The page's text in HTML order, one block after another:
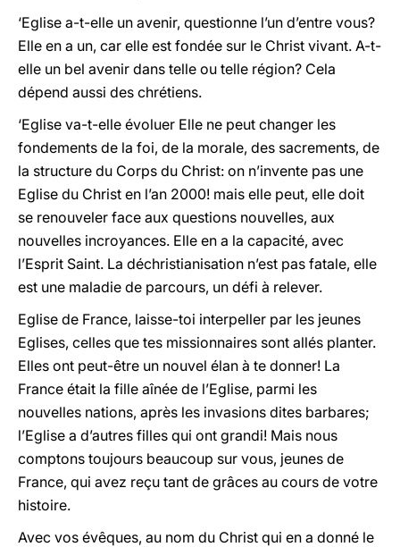
‘Eglise a-t-elle un avenir, questionne l’un d’entre vous?
Elle en a un, car elle est fondée sur le Christ vivant. A-t-
elle un bel avenir dans telle ou telle région? Cela
dépend aussi des chrétiens.
‘Eglise va-t-elle évoluer Elle ne peut changer les
fondements de la foi, de la morale, des sacrements, de
la structure du Corps du Christ: on n’invente pas une
Eglise du Christ en l’an 2000! mais elle peut, elle doit
se renouveler face aux questions nouvelles, aux
nouvelles incroyances. Elle en a la capacité, avec
l’Esprit Saint. La déchristianisation n’est pas fatale, elle
est une maladie de parcours, un défi à relever.
Eglise de France, laisse-toi interpeller par les jeunes
Eglises, celles que tes missionnaires sont allés planter.
Elles ont peut-être un nouvel élan à te donner! La
France était la fille aînée de l’Eglise, parmi les
nouvelles nations, après les invasions dites barbares;
l’Eglise a d’autres filles qui ont grandi! Mais nous
comptons toujours beaucoup sur vous, jeunes de
France, qui avez reçu tant de grâces au cours de votre
histoire.
Avec vos évêques, au nom du Christ qui en a donné le